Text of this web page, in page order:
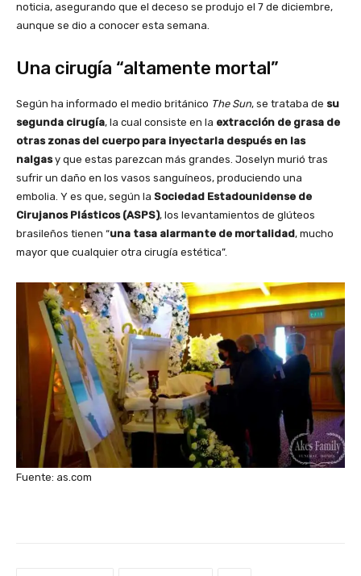
noticia, asegurando que el deceso se produjo el 7 de diciembre,
aunque se dio a conocer esta semana.
Una cirugía “altamente mortal”
Según ha informado el medio británico The Sun, se trataba de su
segunda cirugía, la cual consiste en la extracción de grasa de
otras zonas del cuerpo para inyectarla después en las
nalgasy que estas parezcan más grandes. Joselyn murió tras
sufrir un daño en los vasos sanguíneos, produciendo una
embolia. Y es que, según la Sociedad Estadounidense de
Cirujanos Plásticos (ASPS), los levantamientos de glúteos
brasileños tienen “una tasa alarmante de mortalidad, mucho
mayor que cualquier otra cirugía estética”.
Fuente: as.com